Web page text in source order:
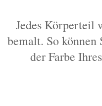
Jedes Körperteil
bemalt. So
der Farbe